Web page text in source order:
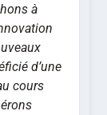
à
d’une
cours